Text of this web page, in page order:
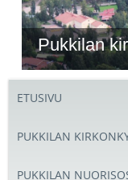
Pukkilan
ETUSIVU
PUKKILAN
PUKKILAN